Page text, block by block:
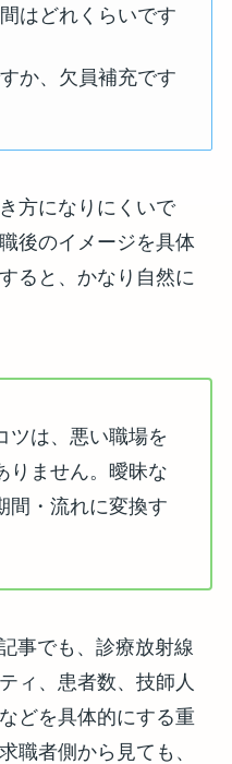
はどれくらいです
か、欠員補充です
方になりにくいで
後のイメージを具体
ると、かなり自然に
ツは、悪い職場を
りません。曖昧な
間・流れに変換す
事でも、診療放射線
ィ、患者数、技師人
どを具体的にする重
職者側から見ても、